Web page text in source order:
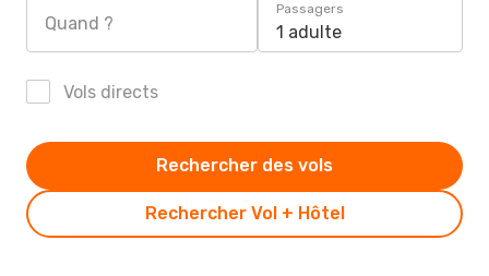
Quand ?
Passagers
1 adulte
Vols directs
Rechercher Vol + Hôtel
Rechercher des vols